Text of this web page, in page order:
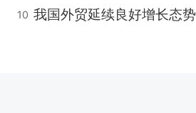
10 我国外贸延续良好增长态势